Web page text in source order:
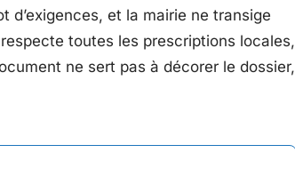
d’exigences, et la mairie ne transige
toutes les prescriptions locales,
ne sert pas à décorer le dossier,